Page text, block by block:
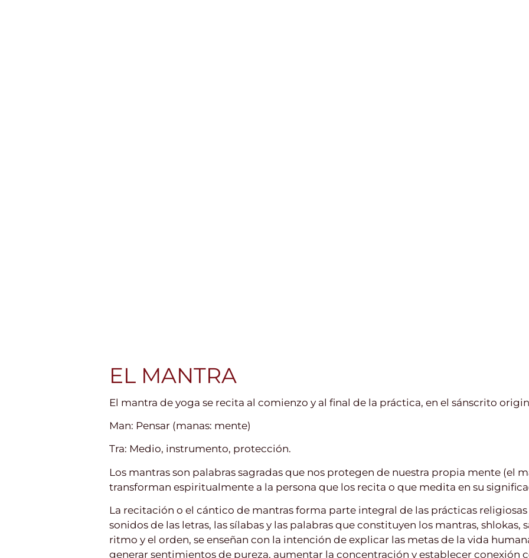
EL MANTRA
El mantra de yoga se recita al comienzo y al final de la práctica, en el sánscrito
Man: Pensar (manas: mente)
Tra: Medio, instrumento, protección.
Los mantras son palabras sagradas que nos protegen de nuestra propia mente (el
transforman espiritualmente a la persona que los recita o que medita en su
La recitación o el cántico de mantras forma parte integral de las prácticas
sonidos de las letras, las sílabas y las palabras que constituyen los mantras, shlokas,
ritmo y el orden, se enseñan con la intención de explicar las metas de la vida
generar sentimientos de pureza, aumentar la concentración y establecer conexión